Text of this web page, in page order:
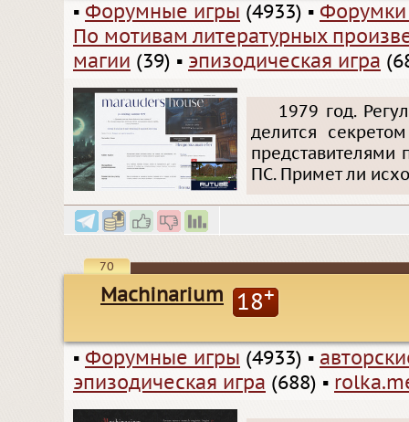
▪ Форумные игры (4933) ▪
По мотивам литературных
магии (39) ▪ эпизодическая игра
1979 год.
делится
представителями
ПС. Примет ли
70
Machinarium 18+
▪ Форумные игры (4933) ▪
эпизодическая игра (688) ▪